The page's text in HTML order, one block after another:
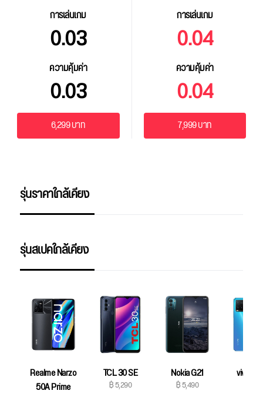
การเล่นเกม
0.03
ความคุ้มค่า
0.03
การเล่นเกม
0.04
ความคุ้มค่า
0.04
6,299 บาท 7,999 บาท
รุ่นราคาใกล้เคียง
รุ่นสเปคใกล้เคียง
Realme Narzo
50A Prime
TCL 30 SE
฿ 5,290
Nokia G21
฿ 5,490
vivo